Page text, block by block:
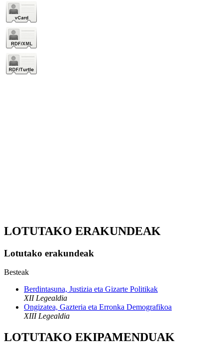
LOTUTAKO ERAKUNDEAK
Lotutako erakundeak
Besteak
Berdintasuna, Justizia eta Gizarte Politikak
XII Legealdia
Ongizatea, Gazteria eta Erronka Demografikoa
XIII Legealdia
LOTUTAKO EKIPAMENDUAK